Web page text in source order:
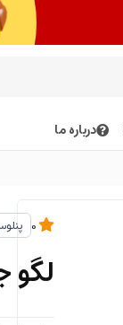
درباره ما
لگو